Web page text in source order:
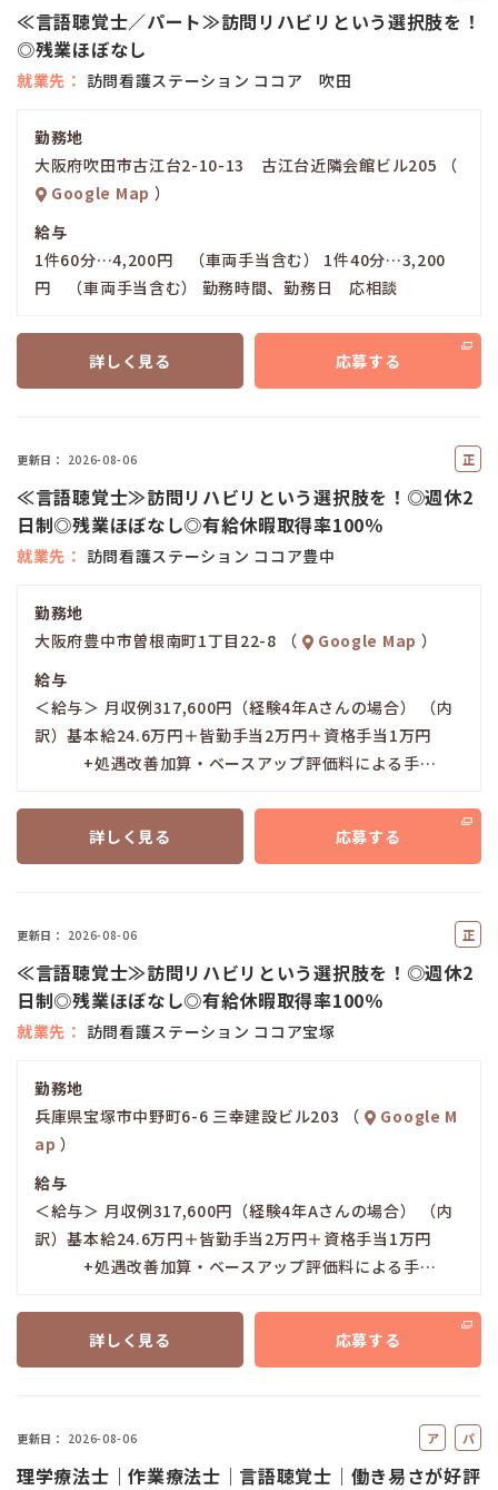
ト
≪言語聴覚士／パート≫訪問リハビリという選択肢を！
◎残業ほぼなし
就業先 訪問看護ステーション ココア 吹田
勤務地
大阪府吹田市古江台2-10-13 古江台近隣会館ビル205 （
Google Map ）
給与
1件60分…4,200円 （車両手当含む） 1件40分…3,200
円 （車両手当含む） 勤務時間、勤務日 応相談
詳しく見る 応募する
更新日 2026-08-06
正
員
≪言語聴覚士≫訪問リハビリという選択肢を！◎週休2
日制◎残業ほぼなし◎有給休暇取得率100％
就業先 訪問看護ステーション ココア豊中
勤務地
大阪府豊中市曽根南町1丁目22-8 （
Google Map ）
給与
＜給与＞ 月収例317,600円（経験4年Aさんの場合） （内
訳）基本給24.6万円＋皆勤手当2万円＋資格手当1万円
+処遇改善加算・ベースアップ評価料による手…
詳しく見る 応募する
更新日 2026-08-06
正
員
≪言語聴覚士≫訪問リハビリという選択肢を！◎週休2
日制◎残業ほぼなし◎有給休暇取得率100％
就業先 訪問看護ステーション ココア宝塚
勤務地
兵庫県宝塚市中野町6-6 三幸建設ビル203 （
Google M
ap ）
給与
＜給与＞ 月収例317,600円（経験4年Aさんの場合） （内
訳）基本給24.6万円＋皆勤手当2万円＋資格手当1万円
+処遇改善加算・ベースアップ評価料による手…
詳しく見る 応募する
更新日 2026-08-06
ア
パ
理学療法士｜作業療法士｜言語聴覚士｜働き易さが好評